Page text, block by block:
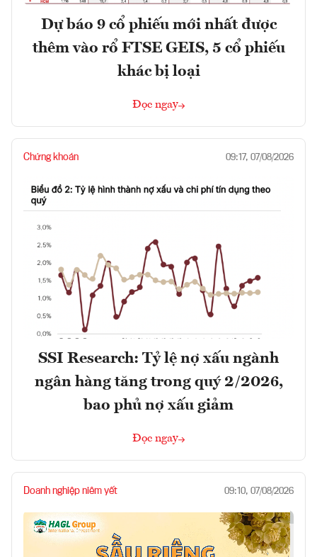
Dự báo 9 cổ phiếu mới nhất được
thêm vào rổ FTSE GEIS, 5 cổ phiếu
khác bị loại
Đọc ngay
Chứng khoán 09:17, 07/08/2026
SSI Research: Tỷ lệ nợ xấu ngành
ngân hàng tăng trong quý 2/2026,
bao phủ nợ xấu giảm
Đọc ngay
Doanh nghiệp niêm yết 09:10, 07/08/2026